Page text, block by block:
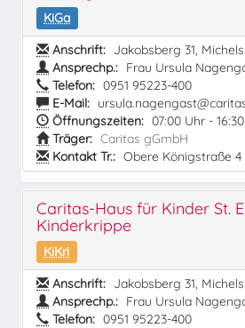
KiGa
Anschrift: Jakobsberg 31,
Ansprechp.: Frau Ursula
Telefon: 0951 95223-400
E-Mail:
Öffnungszeiten: 07:00 Uhr -
Träger: Caritas gGmbH
Kontakt Tr.: Obere Königstraße 4
Caritas-Haus für Kinder St.
Kinderkrippe
KiKri
Anschrift: Jakobsberg 31,
Ansprechp.: Frau Ursula
Telefon: 0951 95223-400